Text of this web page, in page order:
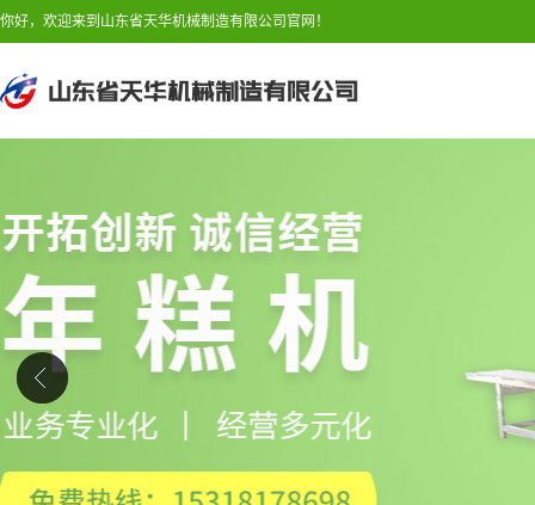
你好，欢迎来到山东省天华机械制造有限公司官网！